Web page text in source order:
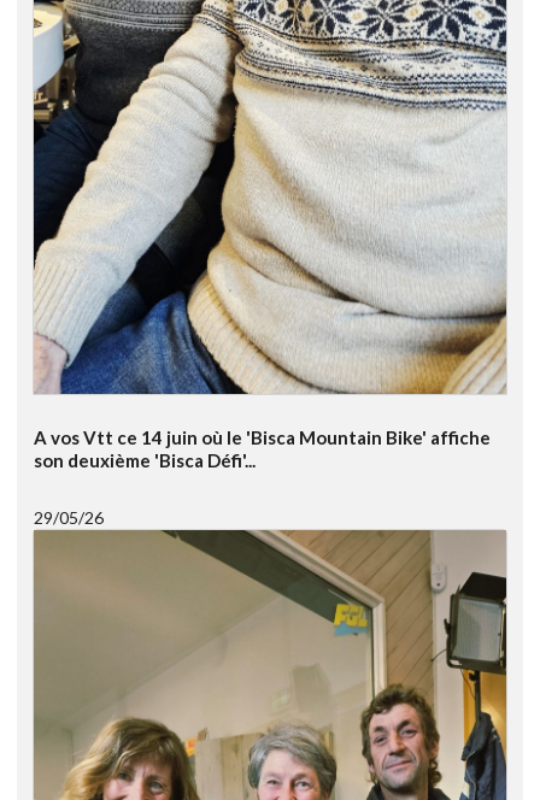
A vos Vtt ce 14 juin où le 'Bisca Mountain Bike' affiche
son deuxième 'Bisca Défi'...
29/05/26